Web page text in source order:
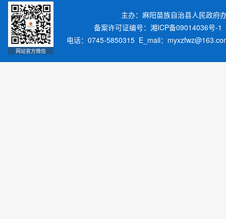
网站官方微信
主办：麻阳苗族自治县人民政
备案许可证编号：湘ICP备09014036号-1
电话：0745-5850315 E_mail：